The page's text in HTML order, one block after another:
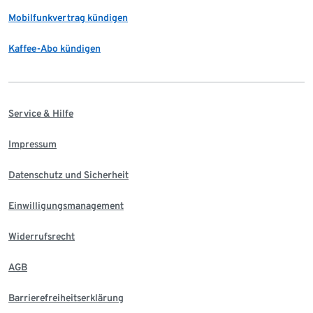
Mobilfunkvertrag kündigen
Kaffee-Abo kündigen
Service & Hilfe
Impressum
Datenschutz und Sicherheit
Einwilligungsmanagement
Widerrufsrecht
AGB
Barrierefreiheitserklärung